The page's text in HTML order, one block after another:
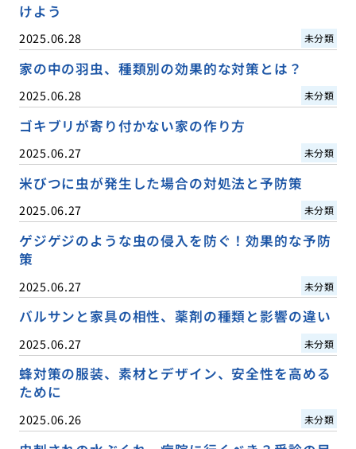
けよう
2025.06.28 未分類
家の中の羽虫、種類別の効果的な対策とは？
2025.06.28 未分類
ゴキブリが寄り付かない家の作り方
2025.06.27 未分類
米びつに虫が発生した場合の対処法と予防策
2025.06.27 未分類
ゲジゲジのような虫の侵入を防ぐ！効果的な予防
策
2025.06.27 未分類
バルサンと家具の相性、薬剤の種類と影響の違い
2025.06.27 未分類
蜂対策の服装、素材とデザイン、安全性を高める
ために
2025.06.26 未分類